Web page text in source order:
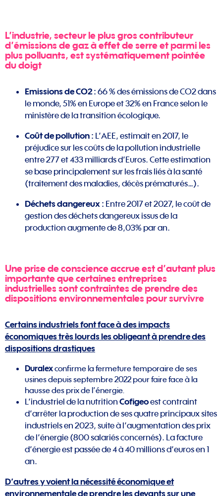
L’industrie, secteur le plus gros contributeur
d’émissions de gaz à effet de serre et parmi les
plus polluants, est systématiquement pointée
du doigt
Emissions de CO2 : 66 % des émissions de CO2 dans
le monde, 51% en Europe et 32% en France selon le
ministère de la transition écologique.
Coût de pollution : L’AEE, estimait en 2017, le
préjudice sur les coûts de la pollution industrielle
entre 277 et 433 milliards d’Euros. Cette estimation
se base principalement sur les frais liés à la santé
(traitement des maladies, décès prématurés…).
Déchets dangereux : Entre 2017 et 2027, le coût de
gestion des déchets dangereux issus de la
production augmente de 8,03% par an.
Une prise de conscience accrue est d’autant plus
importante que certaines entreprises
industrielles sont contraintes de prendre des
dispositions environnementales pour survivre
Certains industriels font face à des impacts
économiques très lourds les obligeant à prendre des
dispositions drastiques
Duralexconfirme la fermeture temporaire de ses
usines depuis septembre 2022 pour faire face à la
hausse des prix de l’énergie.
L’industriel de la nutrition Cofigeoest contraint
d’arrêter la production de ses quatre principaux sites
industriels en 2023, suite à l’augmentation des prix
de l’énergie (800 salariés concernés). La facture
d’énergie est passée de 4 à 40 millions d’euros en 1
an.
D’autres y voient la nécessité économique et
environnementale de prendre les devants sur une